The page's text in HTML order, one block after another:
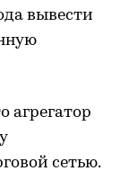
вывести
агрегатор
сетью.